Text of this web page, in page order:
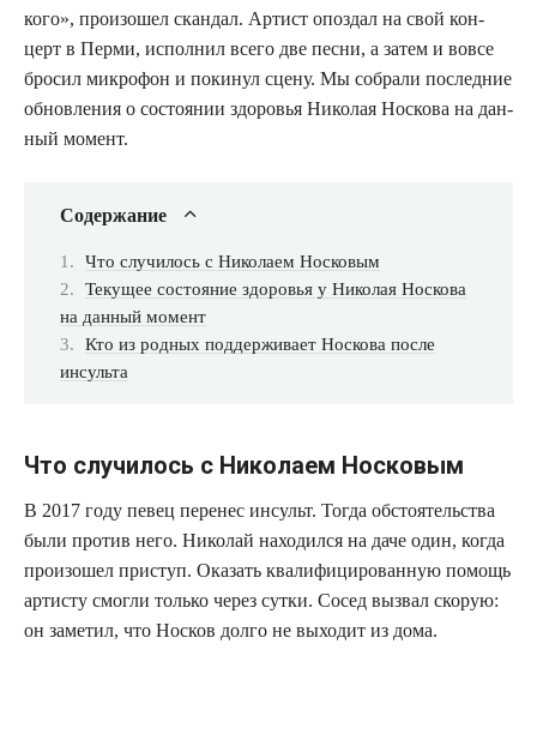
ко­го», про­изо­шел скан­дал. Артист опоз­дал на свой кон­
церт в Пер­ми, испол­нил все­го две пес­ни, а затем и вовсе
бро­сил мик­ро­фон и поки­нул сце­ну. Мы собра­ли послед­ние
обнов­ле­ния о состо­я­нии здо­ро­вья Нико­лая Нос­ко­ва на дан­
ный момент.
Содер­жа­ние
Что слу­чи­лось с Нико­ла­ем Носковым
Теку­щее состо­я­ние здо­ро­вья у Нико­лая Нос­ко­ва
на дан­ный момент
Кто из род­ных под­дер­жи­ва­ет Нос­ко­ва после
инсульта
Что случилось с Николаем Носковым
В 2017 году певец пере­нес инсульт. Тогда обсто­я­тель­ства
были про­тив него. Нико­лай нахо­дил­ся на даче один, когда
про­изо­шел при­ступ. Ока­зать ква­ли­фи­ци­ро­ван­ную помощь
арти­сту смог­ли толь­ко через сут­ки. Сосед вызвал ско­рую:
он заме­тил, что Нос­ков дол­го не выхо­дит из дома.